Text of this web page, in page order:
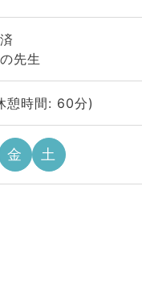
先生
憩時間: 60分)
金 土